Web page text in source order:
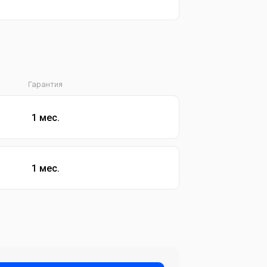
Гарантия
1 мес.
1 мес.